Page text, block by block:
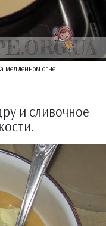
медленном огне
и сливочное